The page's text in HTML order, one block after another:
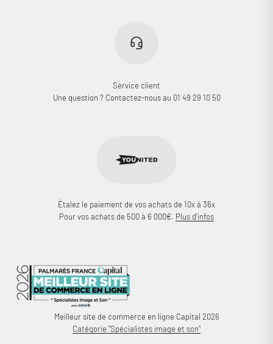
Service client
Une question ? Contactez-nous au 01 49 29 10 50
Étalez le paiement de vos achats de 10x à 36x
Pour vos achats de 500 à 6 000€. Plus d'infos
Meilleur site de commerce en ligne Capital 2026
Catégorie "Spécialistes image et son"